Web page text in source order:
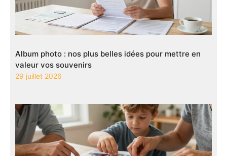
Album photo : nos plus belles idées pour mettre en
valeur vos souvenirs
29 juillet 2026